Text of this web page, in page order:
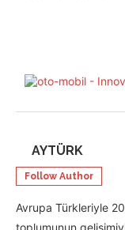
AYTÜRK
Follow Author
Avrupa Türkleriyle